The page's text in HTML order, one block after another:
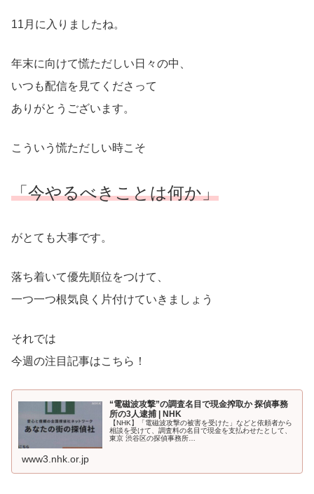
11月に入りましたね。
年末に向けて慌ただしい日々の中、
いつも配信を見てくださって
ありがとうございます。
こういう慌ただしい時こそ
「今やるべきことは何か」
がとても大事です。
落ち着いて優先順位をつけて、
一つ一つ根気良く片付けていきましょう
それでは
今週の注目記事はこちら！
“電磁波攻撃”の調査名目で現金搾取か 探偵事務
所の3人逮捕 | NHK
【NHK】「電磁波攻撃の被害を受けた」などと依頼者から
相談を受けて、調査料の名目で現金を支払わせたとして、
東京 渋谷区の探偵事務所…
www3.nhk.or.jp